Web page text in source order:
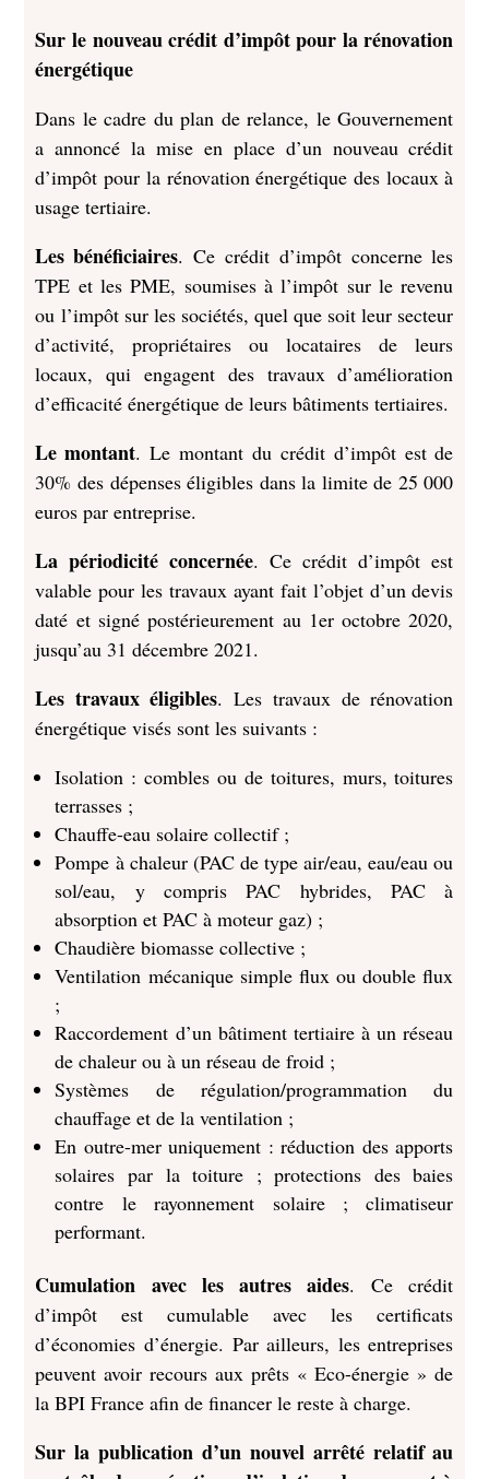
Sur le nouveau crédit d’impôt pour la rénovation
énergétique
Dans le cadre du plan de relance, le Gouvernement
a annoncé la mise en place d’un nouveau crédit
d’impôt pour la rénovation énergétique des locaux à
usage tertiaire.
Les bénéficiaires. Ce crédit d’impôt concerne les
TPE et les PME, soumises à l’impôt sur le revenu
ou l’impôt sur les sociétés, quel que soit leur secteur
d’activité, propriétaires ou locataires de leurs
locaux, qui engagent des travaux d’amélioration
d’efficacité énergétique de leurs bâtiments tertiaires.
Le montant. Le montant du crédit d’impôt est de
30% des dépenses éligibles dans la limite de 25 000
euros par entreprise.
La périodicité concernée. Ce crédit d’impôt est
valable pour les travaux ayant fait l’objet d’un devis
daté et signé postérieurement au 1er octobre 2020,
jusqu’au 31 décembre 2021.
Les travaux éligibles. Les travaux de rénovation
énergétique visés sont les suivants :
Isolation : combles ou de toitures, murs, toitures
terrasses ;
Chauffe-eau solaire collectif ;
Pompe à chaleur (PAC de type air/eau, eau/eau ou
sol/eau, y compris PAC hybrides, PAC à
absorption et PAC à moteur gaz) ;
Chaudière biomasse collective ;
Ventilation mécanique simple flux ou double flux
;
Raccordement d’un bâtiment tertiaire à un réseau
de chaleur ou à un réseau de froid ;
Systèmes de régulation/programmation du
chauffage et de la ventilation ;
En outre-mer uniquement : réduction des apports
solaires par la toiture ; protections des baies
contre le rayonnement solaire ; climatiseur
performant.
Cumulation avec les autres aides. Ce crédit
d’impôt est cumulable avec les certificats
d’économies d’énergie. Par ailleurs, les entreprises
peuvent avoir recours aux prêts « Eco-énergie » de
la BPI France afin de financer le reste à charge.
Sur la publication d’un nouvel arrêté relatif au